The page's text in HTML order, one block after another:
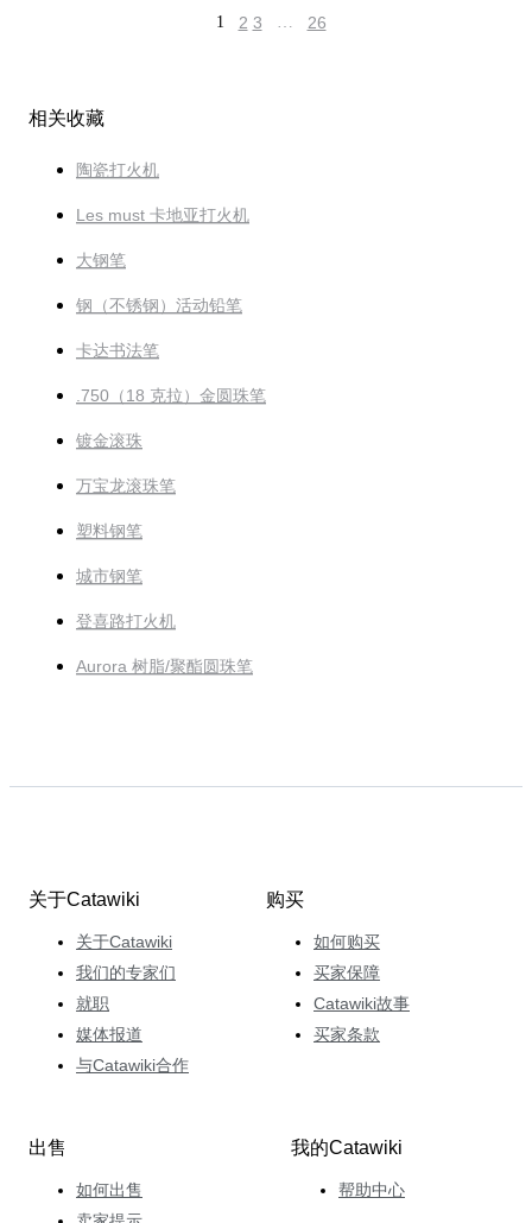
1 2 3 … 26
相关收藏
陶瓷打火机
Les must 卡地亚打火机
大钢笔
钢（不锈钢）活动铅笔
卡达书法笔
.750（18 克拉）金圆珠笔
镀金滚珠
万宝龙滚珠笔
塑料钢笔
城市钢笔
登喜路打火机
Aurora 树脂/聚酯圆珠笔
关于Catawiki
关于Catawiki
我们的专家们
就职
媒体报道
与Catawiki合作
购买
如何购买
买家保障
Catawiki故事
买家条款
出售
如何出售
我的Catawiki
帮助中心